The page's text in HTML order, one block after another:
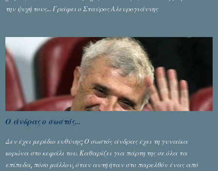
την ψυχή τους... Γράφει ο Σταύρος Αλευρογιάννης
Ο άνδρας ο σωστός...
Δεν έχει μερίδιο ευθύνης; Ο σωστός άνδρας έχει τη γυναίκα
κορώνα στο κεφάλι του. Καθαρίζει για πάρτη της σε όλα τα
επίπεδα, πόσο μάλλον, όταν αυτή ήταν στο παρελθόν ένας από